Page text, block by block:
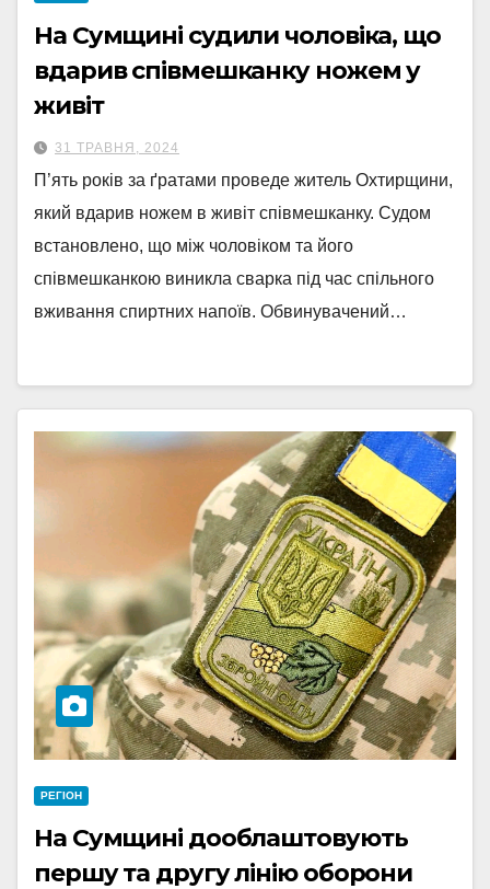
На Сумщині судили чоловіка, що
вдарив співмешканку ножем у
живіт
31 ТРАВНЯ, 2024
П’ять років за ґратами проведе житель Охтирщини,
який вдарив ножем в живіт співмешканку. Судом
встановлено, що між чоловіком та його
співмешканкою виникла сварка під час спільного
вживання спиртних напоїв. Обвинувачений…
РЕГІОН
На Сумщині дооблаштовують
першу та другу лінію оборони